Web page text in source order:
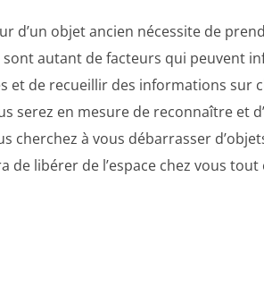
d’un objet ancien nécessite de
autant de facteurs qui peuvent
et de recueillir des informations sur
serez en mesure de reconnaître et
cherchez à vous débarrasser
libérer de l’espace chez vous